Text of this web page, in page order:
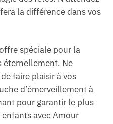
la différence dans vos
spéciale pour la
éternellement. Ne
faire plaisir à vos
d’émerveillement à
pour garantir le plus
avec Amour